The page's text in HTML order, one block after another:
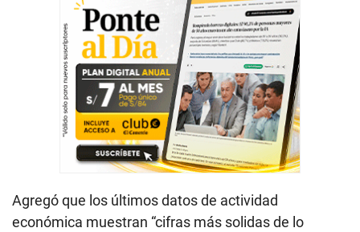
Agregó que los últimos datos de actividad
económica muestran “cifras más solidas de lo